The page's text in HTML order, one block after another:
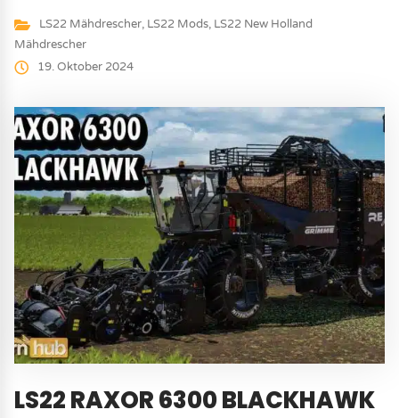
LS22 Mähdrescher, LS22 Mods, LS22 New Holland
Mähdrescher
19. Oktober 2024
LS22 RAXOR 6300 BLACKHAWK